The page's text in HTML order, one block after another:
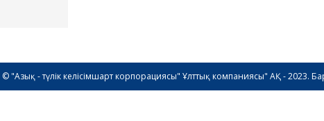
© "Азық - түлік келісімшарт корпорациясы" Ұлттық компаниясы" АҚ - 2023.